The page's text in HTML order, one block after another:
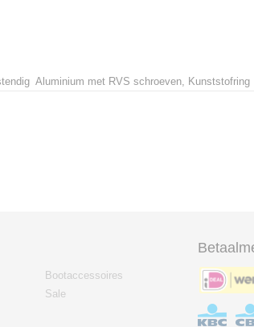
Aluminium met RVS schroeven, Kunststofring
Bootaccessoires
Sale